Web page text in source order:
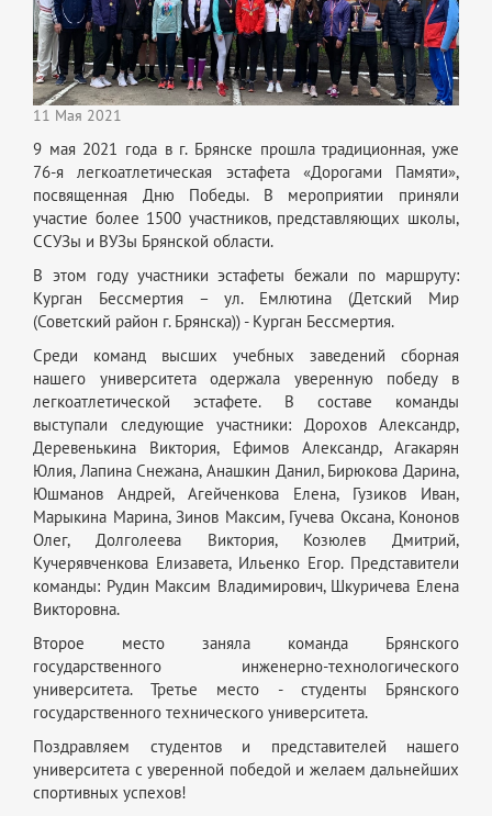
11 Мая 2021
9 мая 2021 года в г. Брянске прошла традиционная, уже
76-я легкоатлетическая эстафета «Дорогами Памяти»,
посвященная Дню Победы. В мероприятии приняли
участие более 1500 участников, представляющих школы,
ССУЗы и ВУЗы Брянской области.
В этом году участники эстафеты бежали по маршруту:
Курган Бессмертия – ул. Емлютина (Детский Мир
(Советский район г. Брянска)) - Курган Бессмертия.
Среди команд высших учебных заведений сборная
нашего университета одержала уверенную победу в
легкоатлетической эстафете. В составе команды
выступали следующие участники: Дорохов Александр,
Деревенькина Виктория, Ефимов Александр, Агакарян
Юлия, Лапина Снежана, Анашкин Данил, Бирюкова Дарина,
Юшманов Андрей, Агейченкова Елена, Гузиков Иван,
Марыкина Марина, Зинов Максим, Гучева Оксана, Кононов
Олег, Долголеева Виктория, Козюлев Дмитрий,
Кучерявченкова Елизавета, Ильенко Егор. Представители
команды: Рудин Максим Владимирович, Шкуричева Елена
Викторовна.
Второе место заняла команда Брянского
государственного инженерно-технологического
университета. Третье место - студенты Брянского
государственного технического университета.
Поздравляем студентов и представителей нашего
университета с уверенной победой и желаем дальнейших
спортивных успехов!